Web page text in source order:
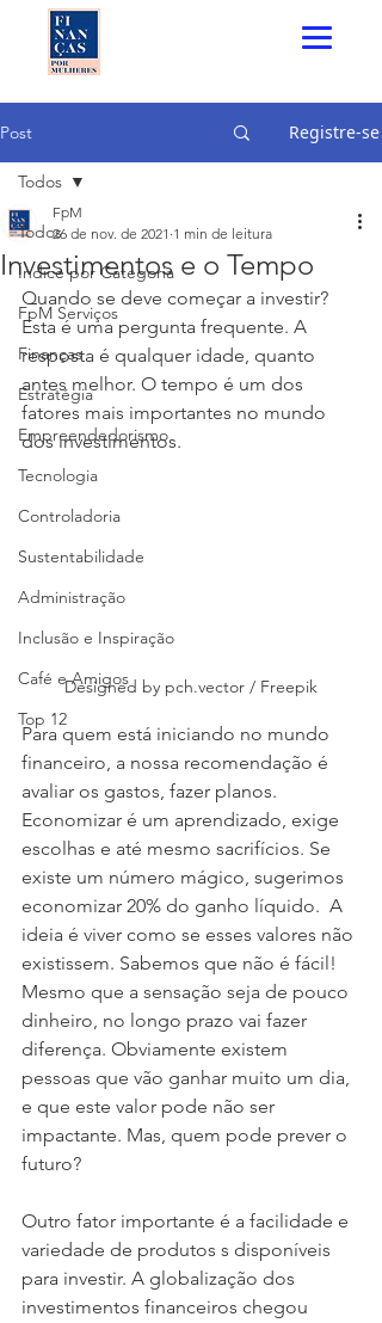
Post Registre-se
Todos
Índice por Categoria
FpM Serviços
Finanças
Estratégia
Empreendedorismo
Tecnologia
Controladoria
Sustentabilidade
Administração
Inclusão e Inspiração
Café e Amigos
Top 12
Todos
Investimentos e o Tempo
FpM
26 de nov. de 2021 1 min de leitura
Quando se deve começar a investir?
Esta é uma pergunta frequente. A
resposta é qualquer idade, quanto
antes melhor. O tempo é um dos
fatores mais importantes no mundo
dos investimentos.
Designed by pch.vector / Freepik
Para quem está iniciando no mundo
financeiro, a nossa recomendação é
avaliar os gastos, fazer planos.
Economizar é um aprendizado, exige
escolhas e até mesmo sacrifícios. Se
existe um número mágico, sugerimos
economizar 20% do ganho líquido.  A
ideia é viver como se esses valores não
existissem. Sabemos que não é fácil!
Mesmo que a sensação seja de pouco
dinheiro, no longo prazo vai fazer
diferença. Obviamente existem
pessoas que vão ganhar muito um dia,
e que este valor pode não ser
impactante. Mas, quem pode prever o
futuro?
Outro fator importante é a facilidade e
variedade de produtos s disponíveis
para investir. A globalização dos
investimentos financeiros chegou